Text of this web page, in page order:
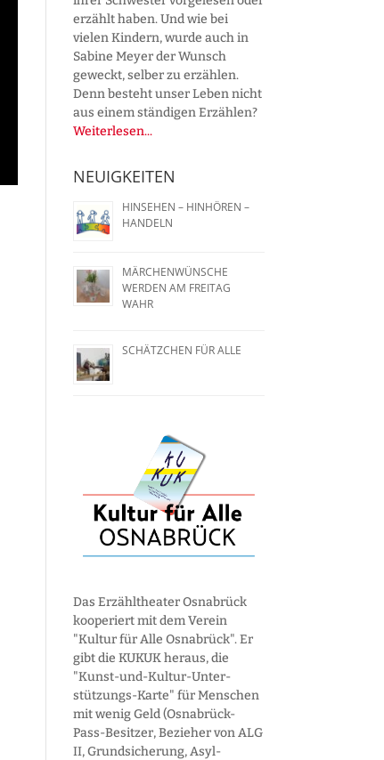
erzählt haben. Und wie bei
vielen Kindern, wurde auch in
Sabine Meyer der Wunsch
geweckt, selber zu erzählen.
Denn besteht unser Leben nicht
aus einem ständigen Erzählen?
Weiterlesen...
NEUIGKEITEN
HINSEHEN – HINHÖREN –
HANDELN
MÄRCHENWÜNSCHE
WERDEN AM FREITAG
WAHR
SCHÄTZCHEN FÜR ALLE
Das Erzähltheater Osnabrück
kooperiert mit dem Verein
"Kultur für Alle Osnabrück". Er
gibt die KUKUK heraus, die
"Kunst-und-Kultur-Unter­
stützungs-Karte" für Menschen
mit wenig Geld (Osnabrück-
Pass-Besitzer, Bezieher von ALG
II, Grund­sicherung, Asyl­